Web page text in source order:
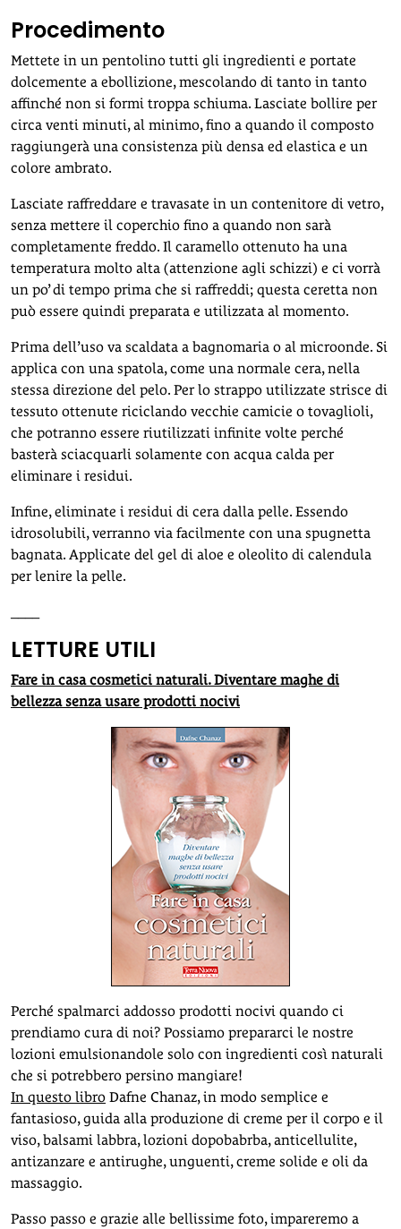
Procedimento
Mettete in un pentolino tutti gli ingredienti e portate
dolcemente a ebollizione, mescolando di tanto in tanto
affinché non si formi troppa schiuma. Lasciate bollire per
circa venti minuti, al minimo, fino a quando il composto
raggiungerà una consistenza più densa ed elastica e un
colore ambrato.
Lasciate raffreddare e travasate in un contenitore di vetro,
senza mettere il coperchio fino a quando non sarà
completamente freddo. Il caramello ottenuto ha una
temperatura molto alta (attenzione agli schizzi) e ci vorrà
un po’ di tempo prima che si raffreddi; questa ceretta non
può essere quindi preparata e utilizzata al momento.
Prima dell’uso va scaldata a bagnomaria o al microonde. Si
applica con una spatola, come una normale cera, nella
stessa direzione del pelo. Per lo strappo utilizzate strisce di
tessuto ottenute riciclando vecchie camicie o tovaglioli,
che potranno essere riutilizzati infinite volte perché
basterà sciacquarli solamente con acqua calda per
eliminare i residui.
Infine, eliminate i residui di cera dalla pelle. Essendo
idrosolubili, verranno via facilmente con una spugnetta
bagnata. Applicate del gel di aloe e oleolito di calendula
per lenire la pelle.
LETTURE UTILI
Fare in casa cosmetici naturali. Diventare maghe di
bellezza senza usare prodotti nocivi
Perché spalmarci addosso prodotti nocivi quando ci
prendiamo cura di noi? Possiamo prepararci le nostre
lozioni emulsionandole solo con ingredienti così naturali
che si potrebbero persino mangiare!
In questo libro Dafne Chanaz, in modo semplice e
fantasioso, guida alla produzione di creme per il corpo e il
viso, balsami labbra, lozioni dopobabrba, anticellulite,
antizanzare e antirughe, unguenti, creme solide e oli da
massaggio.
Passo passo e grazie alle bellissime foto, impareremo a